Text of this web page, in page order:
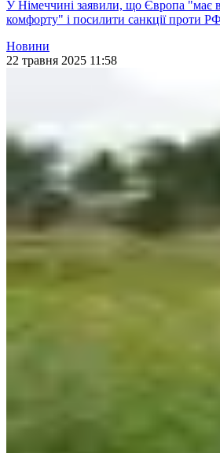
У Німеччині заявили, що Європа "має
комфорту" і посилити санкції проти РФ
Новини
22 травня 2025 11:58